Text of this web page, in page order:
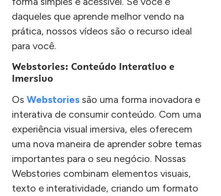
daqueles que aprende melhor vendo na
prática, nossos vídeos são o recurso ideal
para você.
Webstories: Conteúdo Interativo e
Imersivo
Os Webstories são uma forma inovadora e
interativa de consumir conteúdo. Com uma
experiência visual imersiva, eles oferecem
uma nova maneira de aprender sobre temas
importantes para o seu negócio. Nossas
Webstories combinam elementos visuais,
texto e interatividade, criando um formato